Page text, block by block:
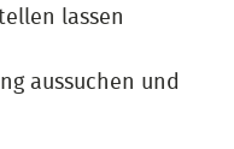
lassen
aussuchen und